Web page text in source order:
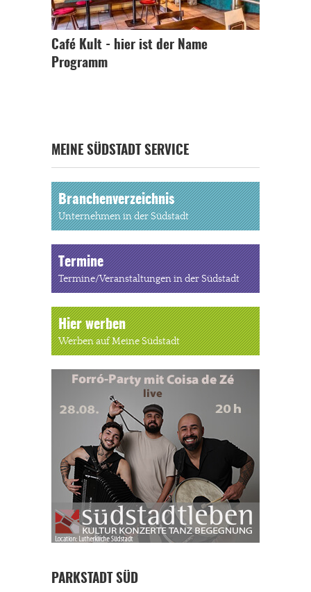
Café Kult - hier ist der Name
Programm
MEINE SÜDSTADT SERVICE
Branchenverzeichnis
Unternehmen in der Südstadt
Termine
Termine/Veranstaltungen in der Südstadt
Hier werben
Werben auf Meine Südstadt
PARKSTADT SÜD